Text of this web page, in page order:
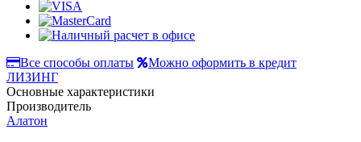
Все способы оплаты
Можно оформить в кредит
ЛИЗИНГ
Основные характеристики
Производитель
Алатон